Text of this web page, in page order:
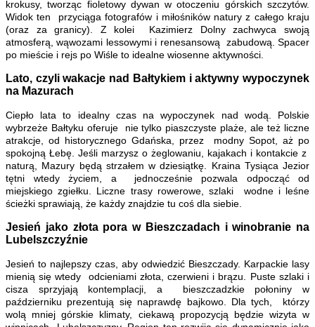
krokusy, tworząc fioletowy dywan w otoczeniu górskich szczytów.
Widok ten przyciąga fotografów i miłośników natury z całego kraju
(oraz za granicy). Z kolei Kazimierz Dolny zachwyca swoją
atmosferą, wąwozami lessowymi i renesansową zabudową. Spacer
po mieście i rejs po Wiśle to idealne wiosenne aktywności.
Lato, czyli wakacje nad Bałtykiem i aktywny wypoczynek
na Mazurach
Ciepło lata to idealny czas na wypoczynek nad wodą. Polskie
wybrzeże Bałtyku oferuje nie tylko piaszczyste plaże, ale też liczne
atrakcje, od historycznego Gdańska, przez modny Sopot, aż po
spokojną Łebę. Jeśli marzysz o żeglowaniu, kajakach i kontakcie z
naturą, Mazury będą strzałem w dziesiątkę. Kraina Tysiąca Jezior
tętni wtedy życiem, a jednocześnie pozwala odpocząć od
miejskiego zgiełku. Liczne trasy rowerowe, szlaki wodne i leśne
ścieżki sprawiają, że każdy znajdzie tu coś dla siebie.
Jesień jako złota pora w Bieszczadach i winobranie na
Lubelszczyźnie
Jesień to najlepszy czas, aby odwiedzić Bieszczady. Karpackie lasy
mienią się wtedy odcieniami złota, czerwieni i brązu. Puste szlaki i
cisza sprzyjają kontemplacji, a bieszczadzkie połoniny w
październiku prezentują się naprawdę bajkowo. Dla tych, którzy
wolą mniej górskie klimaty, ciekawą propozycją będzie wizyta w